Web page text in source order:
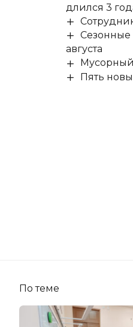
длился 3
Сезонные
августа
Пять
По теме